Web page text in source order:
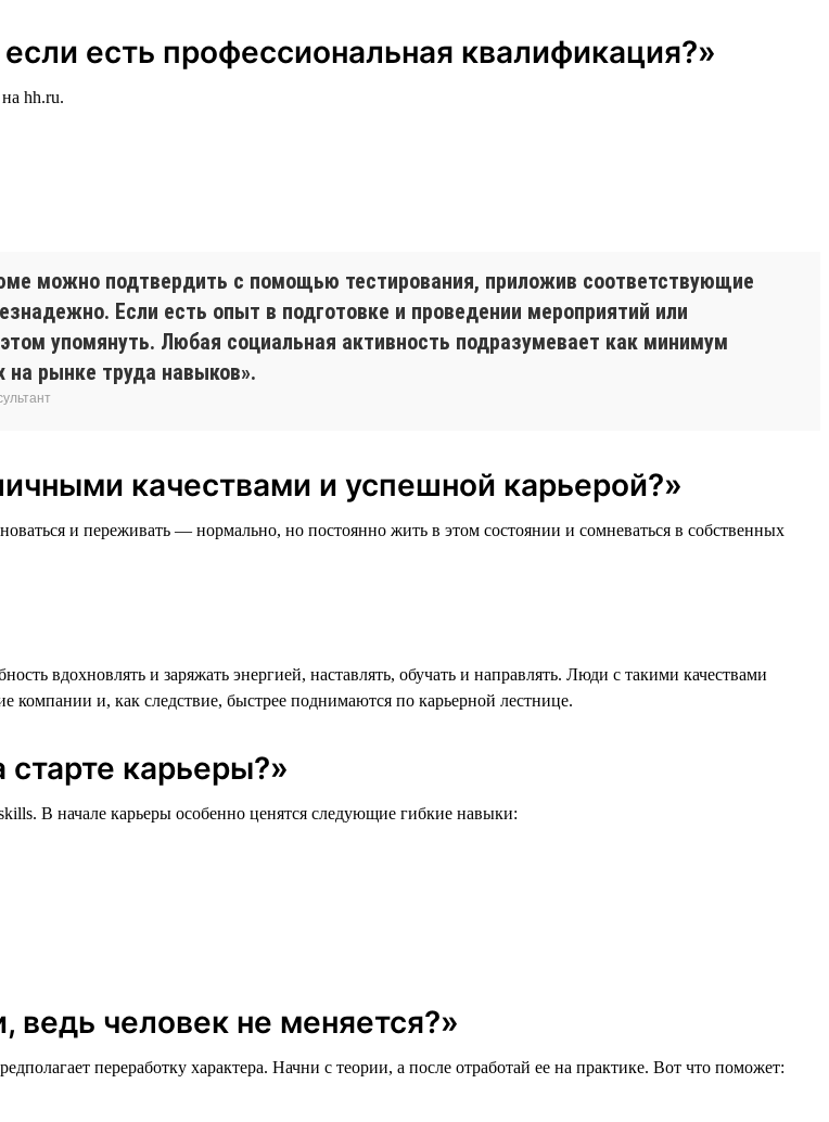
есть профессиональная квалификация?»
hh.ru.
можно подтвердить с помощью тестирования, приложив соответствующие
Если есть опыт в подготовке и проведении мероприятий или
упомянуть. Любая социальная активность подразумевает как минимум
рынке труда навыков».
качествами и успешной карьерой?»
и переживать — нормально, но постоянно жить в этом состоянии и сомневаться в собственных
вдохновлять и заряжать энергией, наставлять, обучать и направлять. Люди с такими качествами
и, как следствие, быстрее поднимаются по карьерной лестнице.
карьеры?»
В начале карьеры особенно ценятся следующие гибкие навыки:
ведь человек не меняется?»
переработку характера. Начни с теории, а после отработай ее на практике. Вот что поможет: